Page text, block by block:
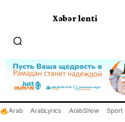
Xəbər lenti
Arab ArabLyrics ArabShow Sport